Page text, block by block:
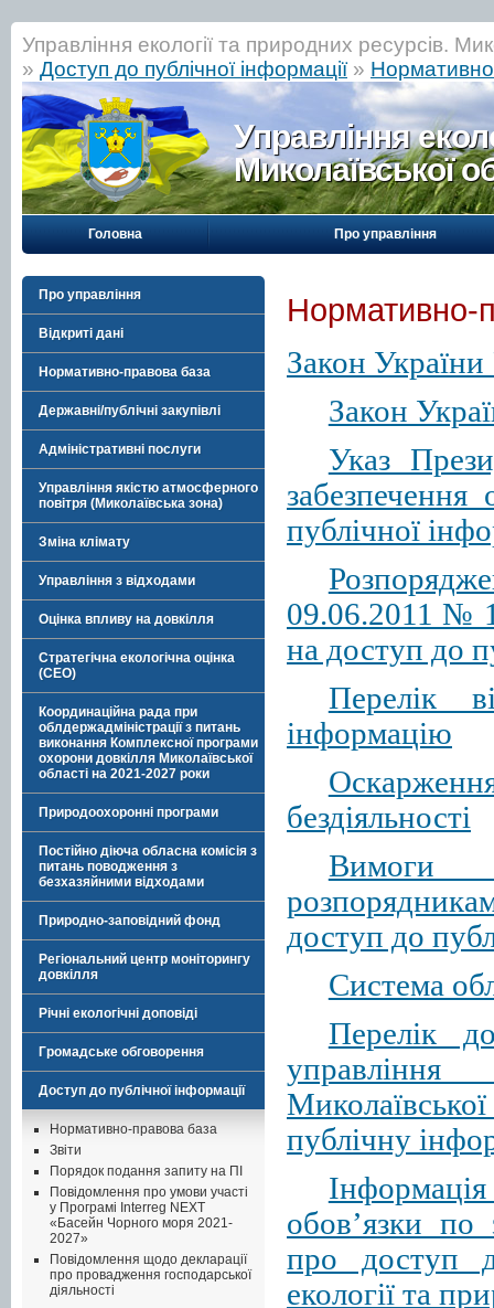
Управління екології та природних ресурсів.
» Доступ до публічної інформації»
Управління
Миколаївської
Головна Про управління
Про управління
Відкриті дані
Нормативно-правова база
Державні/публічні закупівлі
Адміністративні послуги
Управління якістю атмосферного
повітря (Миколаївська зона)
Зміна клімату
Управління з відходами
Оцінка впливу на довкілля
Стратегічна екологічна оцінка
(СЕО)
Координаційна рада при
облдержадміністрації з питань
виконання Комплексної програми
охорони довкілля Миколаївської
області на 2021-2027 роки
Природоохоронні програми
Постійно діюча обласна комісія з
питань поводження з
безхазяйними відходами
Природно-заповідний фонд
Регіональний центр моніторингу
довкілля
Річні екологічні доповіді
Громадське обговорення
Доступ до публічної інформації
Нормативно-правова база
Звіти
Порядок подання запиту на ПІ
Повідомлення про умови участі
у Програмі Interreg NEXT
«Басейн Чорного моря 2021-
2027»
Повідомлення щодо декларації
про провадження господарської
діяльності
Нормативно-
Закон
Закон
Указ
публічної
09.06.2011 №
на доступ до
Перелік
інформацію
бездіяльності
Вимоги
доступ до
Система
Перелік
публічну
обов’язки по
про доступ
екології та